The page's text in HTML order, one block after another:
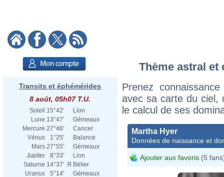
Transits et éphémérides
8 août, 05h07 T.U.
Soleil 15°42'
Lion
Lune 13°47'
Gémeaux
Mercure 27°46'
Cancer
Vénus
1°25'
Balance
Mars 27°55'
Gémeaux
Jupiter
8°33'
Lion
Saturne 14°37' Я Bélier
Uranus
5°14'
Gémeaux
Thème astral et
Prenez
avec sa carte du ciel,
le calcul de ses
Martha Hyer
Données de naissance et
Ajouter aux favoris (5